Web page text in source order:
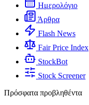
Ημερολόγιο
Άρθρα
Flash News
Fair Price Index
StockBot
Stock Screener
Πρόσφατα προβληθέντα